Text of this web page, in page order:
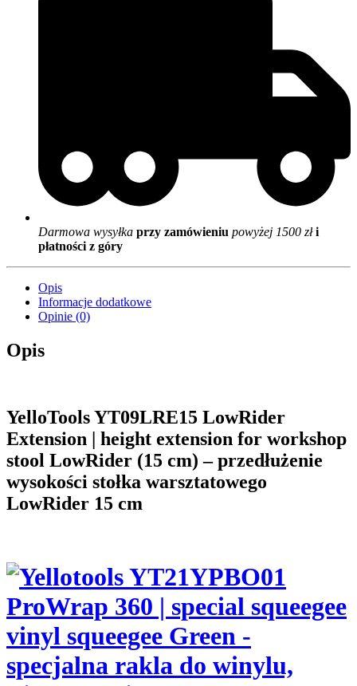
Darmowa wysyłka przy zamówieniu powyżej 1500 złi
płatności z góry
Opis
Informacje dodatkowe
Opinie (0)
Opis
YelloTools YT09LRE15 LowRider
Extension | height extension for workshop
stool LowRider (15 cm) – przedłużenie
wysokości stołka warsztatowego
LowRider 15 cm